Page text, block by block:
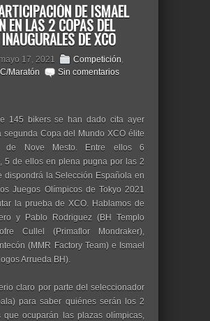
DE ISMAEL
EN LAS 2 COPAS DEL
DE XCO
17, 2021 Competición,
Maratón Sin comentarios
145 bikers se han dado cita ayer
segunda Copa del Mundo XCO élite
de Nove Mesto. Entre ellos 6
5 de ellos en plena pugna por las 2
dispondrá la Selección Española en
Juegos Olímpicos de Tokyo 2021
la prueba de XCO. Hablamos de
y Pablo Rodriguez (BH Templo
Cullel (Primaflor Mondraker),
(MMR Factory Team) e Ismael
Arrueda BH).
claro por parte del seleccionador
para saber quiénes serán los 2
que ocuparán las plazas olímpicas,